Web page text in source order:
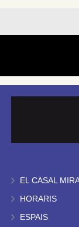
EL CASAL
HORARIS
ESPAIS